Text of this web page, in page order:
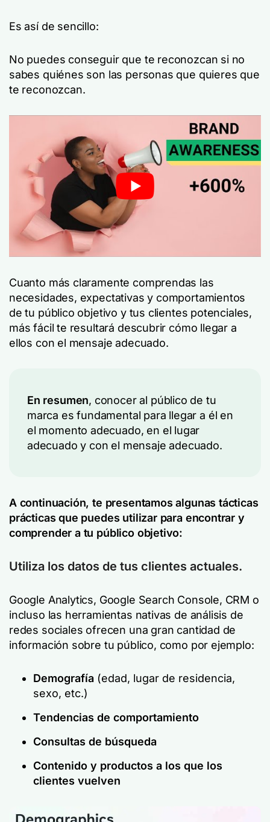
Es así de sencillo:
No puedes conseguir que te reconozcan si no
sabes quiénes son las personas que quieres que
te reconozcan.
Cuanto más claramente comprendas las
necesidades, expectativas y comportamientos
de tu público objetivo y tus clientes potenciales,
más fácil te resultará descubrir cómo llegar a
ellos con el mensaje adecuado.
En resumen, conocer al público de tu
marca es fundamental para llegar a él en
el momento adecuado, en el lugar
adecuado y con el mensaje adecuado.
A continuación, te presentamos algunas tácticas
prácticas que puedes utilizar para encontrar y
comprender a tu público objetivo:
Utiliza los datos de tus clientes actuales.
Google Analytics, Google Search Console, CRM o
incluso las herramientas nativas de análisis de
redes sociales ofrecen una gran cantidad de
información sobre tu público, como por ejemplo:
Demografía (edad, lugar de residencia,
sexo, etc.)
Tendencias de comportamiento
Consultas de búsqueda
Contenido y productos a los que los
clientes vuelven